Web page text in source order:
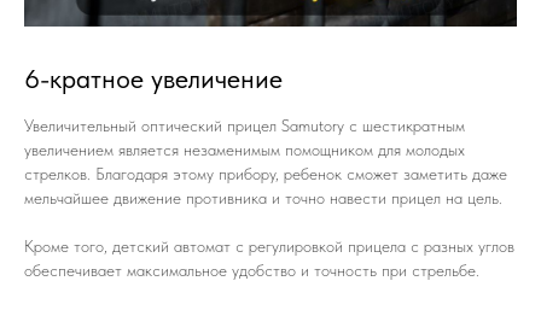
6-кратное увеличение
Увеличительный оптический прицел Samutory с шестикратным
увеличением является незаменимым помощником для молодых
стрелков. Благодаря этому прибору, ребенок сможет заметить даже
мельчайшее движение противника и точно навести прицел на цель.
Кроме того, детский автомат с регулировкой прицела с разных углов
обеспечивает максимальное удобство и точность при стрельбе.